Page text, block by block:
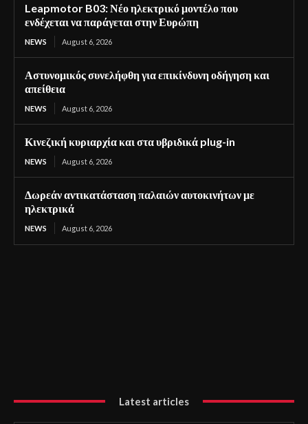
Leapmotor B03: Νέο ηλεκτρικό μοντέλο που
ενδέχεται να παράγεται στην Ευρώπη
NEWS August 6, 2026
Αστυνομικός συνελήφθη για επικίνδυνη οδήγηση και
απείθεια
NEWS August 6, 2026
Κινεζική κυριαρχία και στα υβριδικά plug-in
NEWS August 6, 2026
Δωρεάν αντικατάσταση παλαιών αυτοκινήτων με
ηλεκτρικά
NEWS August 6, 2026
Latest articles